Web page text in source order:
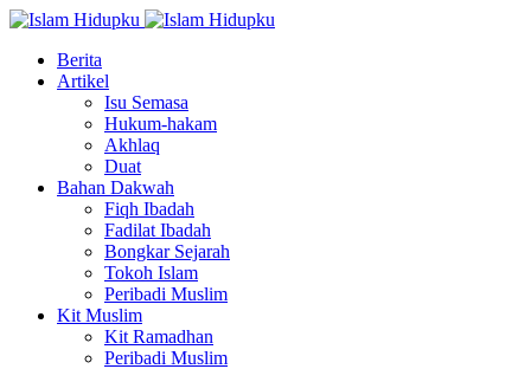
Berita
Artikel
Isu Semasa
Hukum-hakam
Akhlaq
Duat
Bahan Dakwah
Fiqh Ibadah
Fadilat Ibadah
Bongkar Sejarah
Tokoh Islam
Peribadi Muslim
Kit Muslim
Kit Ramadhan
Peribadi Muslim